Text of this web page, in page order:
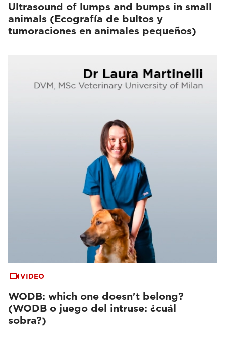
Ultrasound of lumps and bumps in small
animals (Ecografía de bultos y
tumoraciones en animales pequeños)
VIDEO
WODB: which one doesn't belong?
(WODB o juego del intruse: ¿cuál
sobra?)